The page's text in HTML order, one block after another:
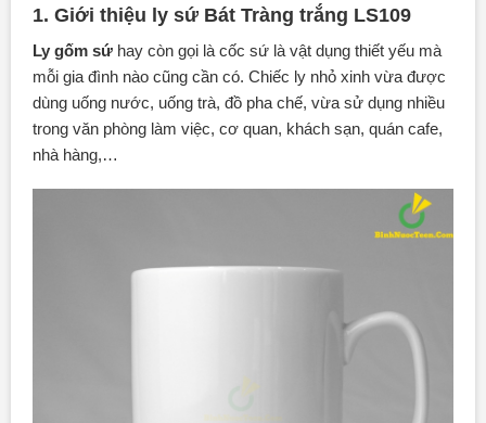
1. Giới thiệu ly sứ Bát Tràng trắng LS109
Ly gốm sứhay còn gọi là cốc sứ là vật dụng thiết yếu mà
mỗi gia đình nào cũng cần có. Chiếc ly nhỏ xinh vừa được
dùng uống nước, uống trà, đồ pha chế, vừa sử dụng nhiều
trong văn phòng làm việc, cơ quan, khách sạn, quán cafe,
nhà hàng,…